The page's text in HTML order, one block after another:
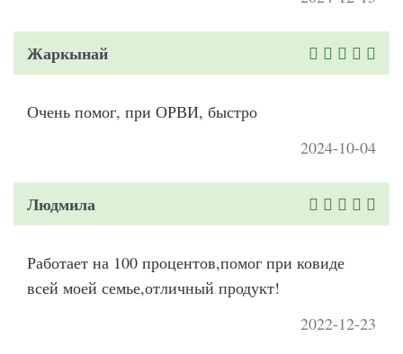
Жаркынай
Очень помог, при ОРВИ, быстро
2024-10-04
Людмила
Работает на 100 процентов,помог при ковиде
всей моей семье,отличный продукт!
2022-12-23